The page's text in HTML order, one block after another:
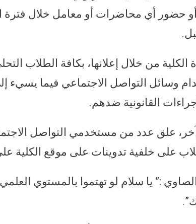
الكلية من خلال إعلانها، بكافة الطلاب
وسائل التواصل الاجتماعي فيما يسيء
القانونية ضدهم.
علق عدد من مستخدمي التواصل
على خلفية تدوينات على موقع الكلية
:” يا سلام لو تهتموا بالمستوي